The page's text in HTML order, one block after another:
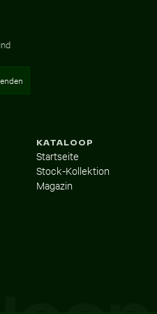
KATALOOP
Startseite
Stock-Kollektion
Magazin